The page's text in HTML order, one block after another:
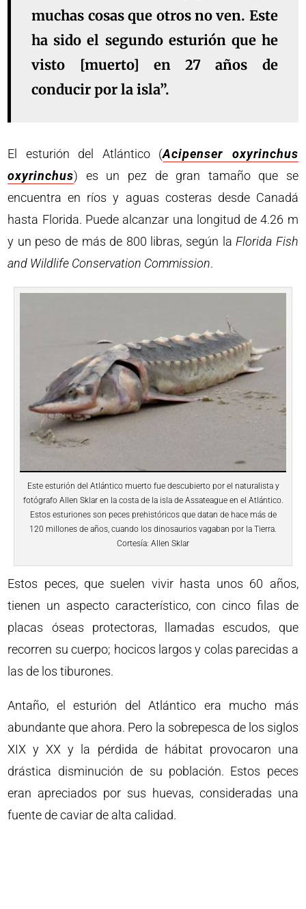
muchas cosas que otros no ven. Este
ha sido el segundo esturión que he
visto [muerto] en 27 años de
conducir por la isla”.
El esturión del Atlántico (Acipenser oxyrinchus
oxyrinchus) es un pez de gran tamaño que se
encuentra en ríos y aguas costeras desde Canadá
hasta Florida. Puede alcanzar una longitud de 4.26 m
y un peso de más de 800 libras, según la Florida Fish
and Wildlife Conservation Commission.
Este esturión del Atlántico muerto fue descubierto por el naturalista y
fotógrafo Allen Sklar en la costa de la isla de Assateague en el Atlántico.
Estos esturiones son peces prehistóricos que datan de hace más de
120 millones de años, cuando los dinosaurios vagaban por la Tierra.
Cortesía: Allen Sklar
Estos peces, que suelen vivir hasta unos 60 años,
tienen un aspecto característico, con cinco filas de
placas óseas protectoras, llamadas escudos, que
recorren su cuerpo; hocicos largos y colas parecidas a
las de los tiburones.
Antaño, el esturión del Atlántico era mucho más
abundante que ahora. Pero la sobrepesca de los siglos
XIX y XX y la pérdida de hábitat provocaron una
drástica disminución de su población. Estos peces
eran apreciados por sus huevas, consideradas una
fuente de caviar de alta calidad.